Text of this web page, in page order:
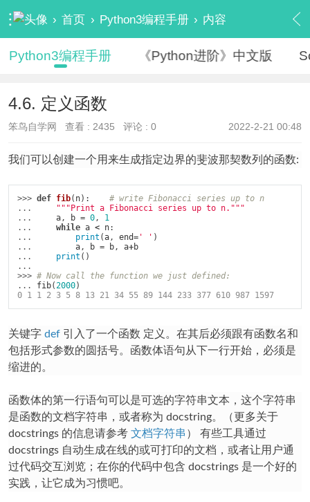
› 首页 › Python3编程手册 › 内容
Python3编程手册 《Python进阶》中文版
4.6. 定义函数
2022-2-21 00:48
笨鸟自学网 查看 : 2435 评论 : 0
我们可以创建一个用来生成指定边界的斐波那契数列的函数:
>>> def fib( n):
# write Fibonacci series up to n
...
"""Print a Fibonacci series up to n."""
...
a, b = 0,
1
...
while a < n:
...
print (a, end=' ' )
...
a, b = b, a+b
...
print ()
...
>>> # Now call the function we just defined:
... fib(2000)
0 1 1 2 3 5 8 13 21 34 55 89 144 233 377 610 987 1597
关键字 def引入了一个函数 定义 。在其后必须跟有函数名和
包括形式参数的圆括号。函数体语句从下一行开始，必须是
缩进的。
函数体的第一行语句可以是可选的字符串文本，这个字符串
是函数的文档字符串，或者称为 docstring。（更多关于
docstrings 的信息请参考 文档字符串 ） 有些工具通过
docstrings 自动生成在线的或可打印的文档，或者让用户通
过代码交互浏览；在你的代码中包含 docstrings 是一个好的
实践，让它成为习惯吧。